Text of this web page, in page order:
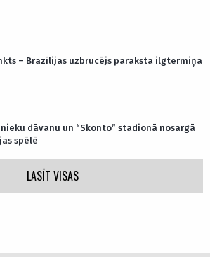
– Brazīlijas uzbrucējs paraksta ilgtermiņa
dāvanu un “Skonto” stadionā nosargā
spēlē
LASĪT VISAS